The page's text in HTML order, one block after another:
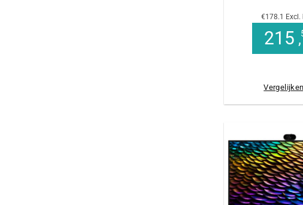
€178.1 Excl.
215 ,
Vergelijken